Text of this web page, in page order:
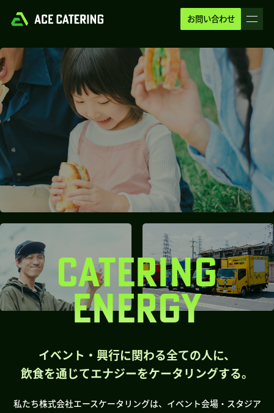
お問い合わせ
CATERING
ENERGY
イベント・興行に関わる全ての人に、
飲食を通じてエナジーをケータリングする。
私たち株式会社エースケータリングは、イベント会場・スタジア